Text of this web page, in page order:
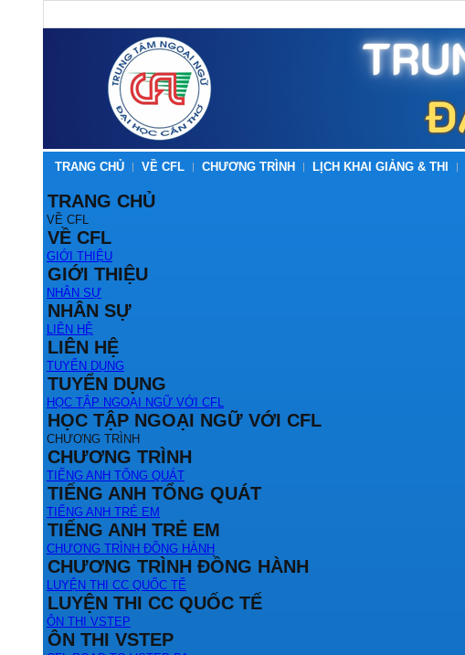
TRANG CHỦ VỀ CFL CHƯƠNG TRÌNH LỊCH KHAI GIẢNG & THI
TRANG CHỦ
VỀ CFL
VỀ CFL
GIỚI THIỆU
GIỚI THIỆU
NHÂN SỰ
NHÂN SỰ
LIÊN HỆ
LIÊN HỆ
TUYỂN DỤNG
TUYỂN DỤNG
HỌC TẬP NGOẠI NGỮ VỚI CFL
HỌC TẬP NGOẠI NGỮ VỚI CFL
CHƯƠNG TRÌNH
CHƯƠNG TRÌNH
TIẾNG ANH TỔNG QUÁT
TIẾNG ANH TỔNG QUÁT
TIẾNG ANH TRẺ EM
TIẾNG ANH TRẺ EM
CHƯƠNG TRÌNH ĐỒNG HÀNH
CHƯƠNG TRÌNH ĐỒNG HÀNH
LUYỆN THI CC QUỐC TẾ
LUYỆN THI CC QUỐC TẾ
ÔN THI VSTEP
ÔN THI VSTEP